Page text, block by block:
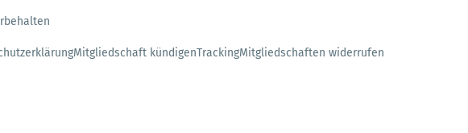
Mitgliedschaft kündigenTrackingMitgliedschaften widerrufen